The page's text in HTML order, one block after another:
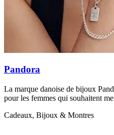
Pandora
La marque danoise de bijoux
pour les femmes qui souhaitent
Cadeaux, Bijoux & Montres